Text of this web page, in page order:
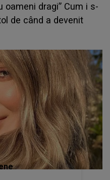
oameni dragi” Cum i s-
de când a devenit